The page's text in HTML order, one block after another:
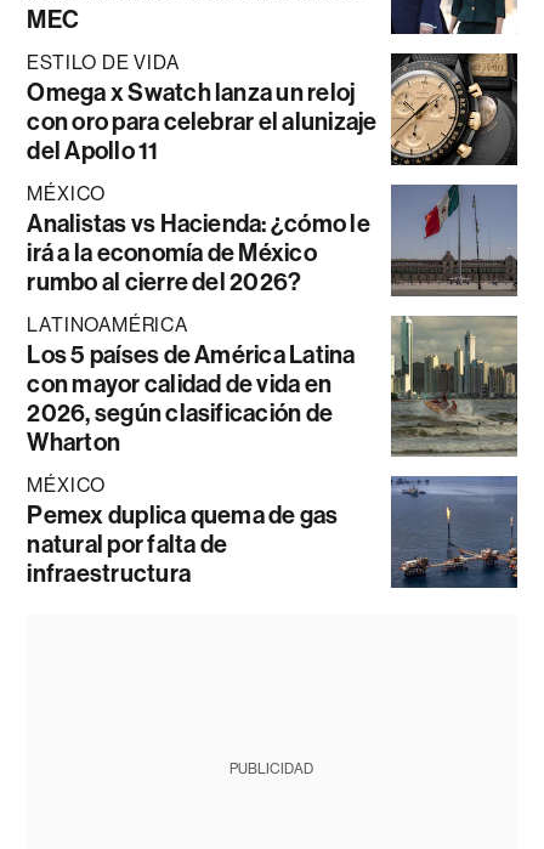
MEC
ESTILO DE VIDA
Omega x Swatch lanza un reloj
con oro para celebrar el alunizaje
del Apollo 11
MÉXICO
Analistas vs Hacienda: ¿cómo le
irá a la economía de México
rumbo al cierre del 2026?
LATINOAMÉRICA
Los 5 países de América Latina
con mayor calidad de vida en
2026, según clasificación de
Wharton
MÉXICO
Pemex duplica quema de gas
natural por falta de
infraestructura
PUBLICIDAD